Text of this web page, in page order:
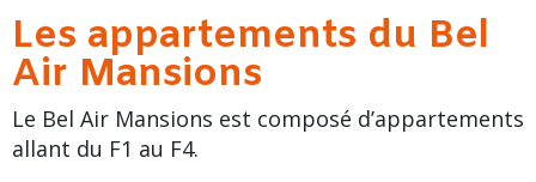
Les appartements du Bel
Air Mansions
Le Bel Air Mansions est composé d’appartements
allant du F1 au F4.